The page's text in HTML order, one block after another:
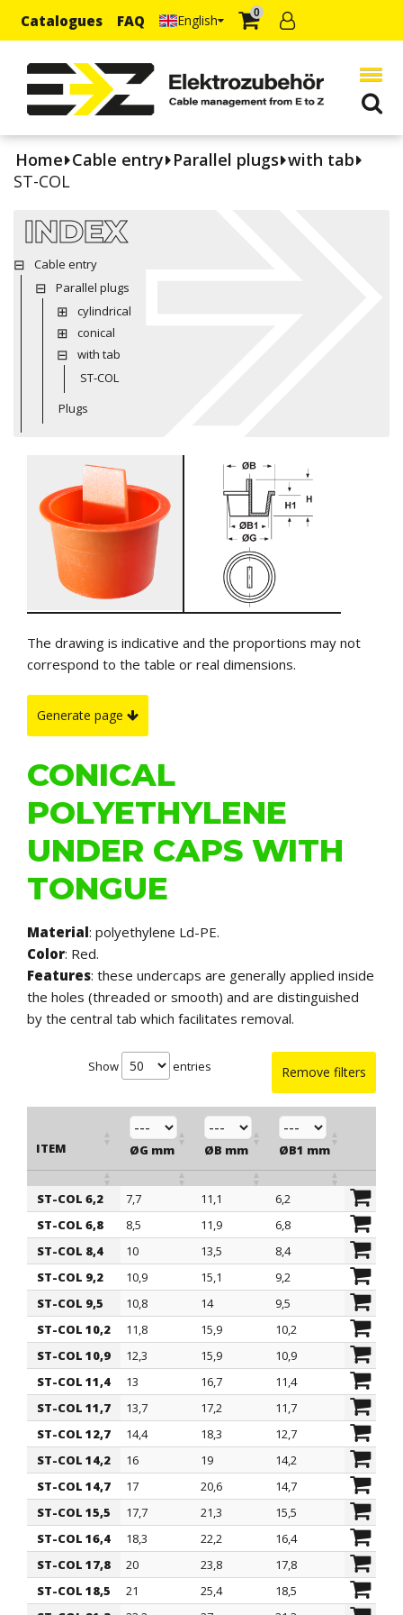
Catalogues FAQ English 0
Home Cable entry Parallel plugs with tab
ST-COL
INDEX
Cable entry
Parallel plugs
cylindrical
conical
with tab
ST-COL
Plugs
The drawing is indicative and the proportions may not
correspond to the table or real dimensions.
Generate page
CONICAL
POLYETHYLENE
UNDER CAPS WITH
TONGUE
Material: polyethylene Ld-PE.
Color: Red.
Features: these undercaps are generally applied inside
the holes (threaded or smooth) and are distinguished
by the central tab which facilitates removal.
Remove filters
Show entries
ITEM ØG mm ØB mm ØB1 mm
ITEM
ØG mm ØB mm ØB1 mm H mm
ST-COL 6,2 7,7 11,1 6,2
20,5
ST-COL 6,8
8,5 11,9 6,8
15,9
ST-COL 8,4
10 13,5 8,4
20,5
ST-COL 9,2
10,9 15,1 9,2
19,1
ST-COL 9,5
10,8 14 9,5
20,5
ST-COL 10,2
11,8 15,9 10,2
19,1
ST-COL 10,9
12,3 15,9 10,9
20,3
ST-COL 11,4
13 16,7 11,4
14,3
ST-COL 11,7
13,7 17,2 11,7
22
ST-COL 12,7
14,4 18,3 12,7
20,6
ST-COL 14,2
16 19 14,2
22,9
ST-COL 14,7
17 20,6 14,7
19,1
ST-COL 15,5
17,7 21,3 15,5
19,8
ST-COL 16,4
18,3 22,2 16,4
23,5
ST-COL 17,8
20 23,8 17,8
24,5
ST-COL 18,5
21 25,4 18,5
21,3